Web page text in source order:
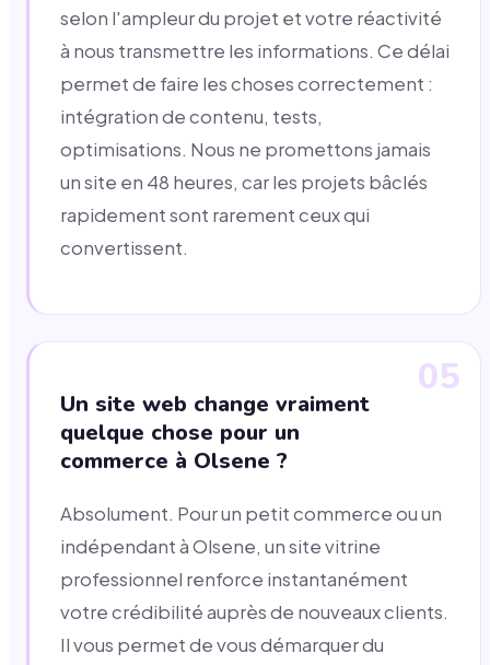
selon l'ampleur du projet et votre réactivité
à nous transmettre les informations. Ce délai
permet de faire les choses correctement :
intégration de contenu, tests,
optimisations. Nous ne promettons jamais
un site en 48 heures, car les projets bâclés
rapidement sont rarement ceux qui
convertissent.
05
Un site web change vraiment
quelque chose pour un
commerce à Olsene ?
Absolument. Pour un petit commerce ou un
indépendant à Olsene, un site vitrine
professionnel renforce instantanément
votre crédibilité auprès de nouveaux clients.
Il vous permet de vous démarquer du